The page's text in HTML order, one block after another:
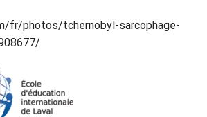
fr/photos/tchernobyl-sarcophage-